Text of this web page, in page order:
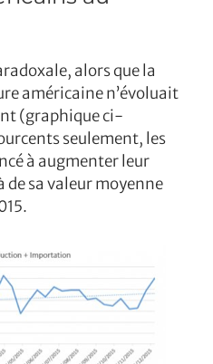
alors que la
américaine n’évoluait
(graphique ci-
seulement, les
à augmenter leur
de sa valeur moyenne